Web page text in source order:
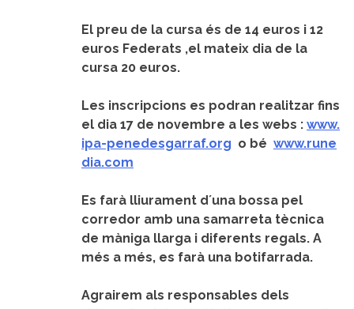
El preu de la cursa és de 14 euros i 12
euros Federats ,el mateix dia de la
cursa 20 euros.
Les inscripcions es podran realitzar fins
el dia 17 de novembre a les webs : www.
ipa-penedesgarraf.org o bé www.rune
dia.com
Es farà lliurament d´una bossa pel
corredor amb una samarreta tècnica
de màniga llarga i diferents regals. A
més a més, es farà una botifarrada.
Agrairem als responsables dels